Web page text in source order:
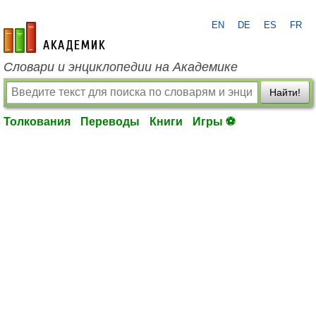
academic.ru
EN DE ES FR
Словари и энциклопедии на Академике
Найти!
Толкования Переводы Книги Игры ⚽